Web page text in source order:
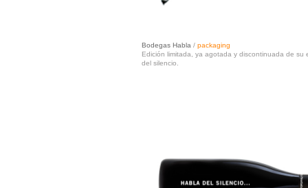
Bodegas Habla / packaging
Edición limitada, ya agotada y discontinuada de su
del silencio.